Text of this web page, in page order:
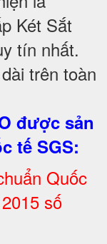
Két Sắt
tín nhất.
trên toàn
được sản
tế SGS:
Quốc
số